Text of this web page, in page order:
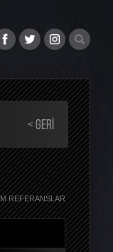
< GERI
REFERANSLAR